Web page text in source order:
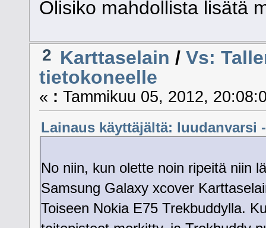
Olisiko mahdollista lisätä
2 Karttaselain /Vs:
tietokoneelle
« : Tammikuu 05, 2012,
Lainaus käyttäjältä: luudanvarsi
No niin, kun olette noin ripeitä niin
Samsung Galaxy xcover
Toiseen Nokia E75 Trekbuddylla.